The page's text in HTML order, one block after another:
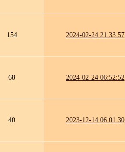
154 2024-02-24 21:33:57
68 2024-02-24 06:52:52
40 2023-12-14 06:01:30